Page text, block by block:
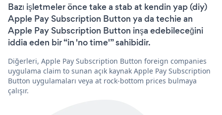
Bazı işletmeler önce take a stab at kendin yap (diy)
Apple Pay Subscription Button ya da techie an
Apple Pay Subscription Button inşa edebileceğini
iddia eden bir “in 'no time'” sahibidir.
Diğerleri, Apple Pay Subscription Button foreign companies
uygulama claim to sunan açık kaynak Apple Pay Subscription
Button uygulamaları veya at rock-bottom prices bulmaya
çalışır.